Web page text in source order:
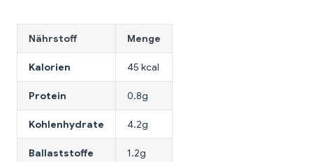
Nährstoff Menge
Kalorien 45 kcal
Protein 0.8g
Kohlenhydrate 4.2g
Ballaststoffe 1.2g